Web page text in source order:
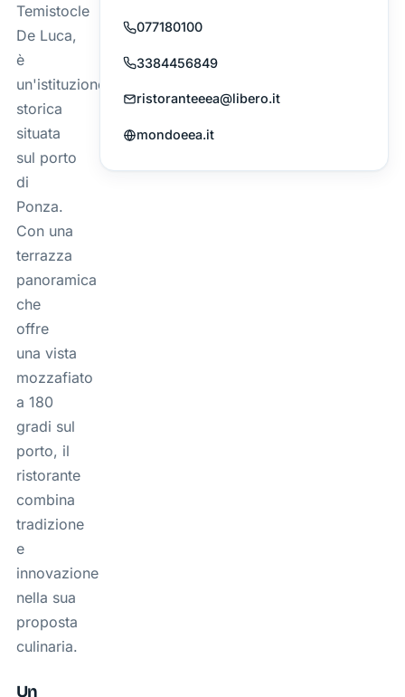
Temistocle
De Luca,
è
un'istituzione
storica
situata
sul porto
di
Ponza.
Con una
terrazza
panoramica
che
offre
una vista
mozzafiato
a 180
gradi sul
porto, il
ristorante
combina
tradizione
e
innovazione
nella sua
proposta
culinaria.
Un
077180100
3384456849
ristoranteeea@libero.it
mondoeea.it